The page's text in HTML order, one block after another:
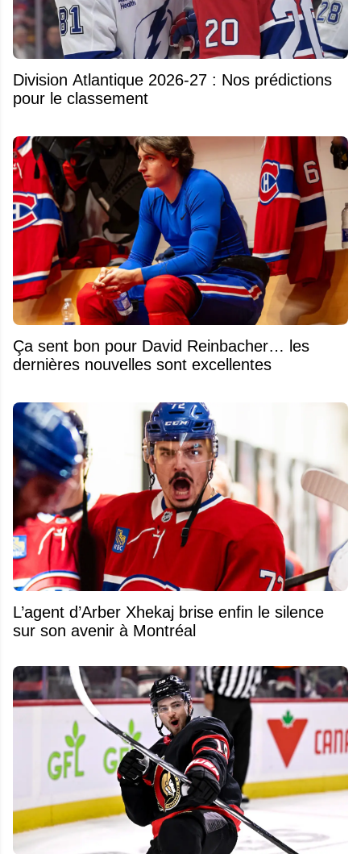
Division Atlantique 2026-27 : Nos prédictions
pour le classement
Ça sent bon pour David Reinbacher… les
dernières nouvelles sont excellentes
L’agent d’Arber Xhekaj brise enfin le silence
sur son avenir à Montréal